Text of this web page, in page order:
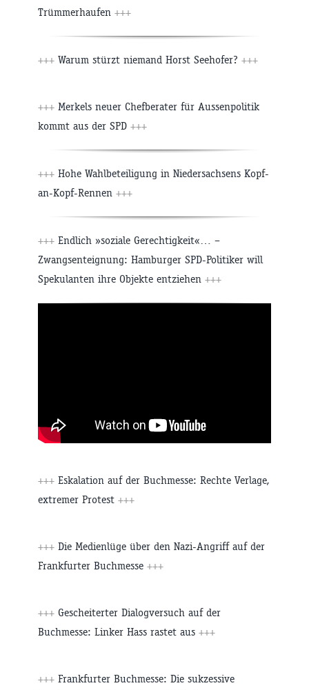
Trümmerhaufen +++
+++ Warum stürzt niemand Horst Seehofer? +++
+++ Merkels neuer Chefberater für Aussenpolitik
kommt aus der SPD +++
+++ Hohe Wahlbeteiligung in Niedersachsens Kopf-
an-Kopf-Rennen +++
+++ Endlich »soziale Gerechtigkeit«… –
Zwangsenteignung: Hamburger SPD-Politiker will
Spekulanten ihre Objekte entziehen +++
+++ Eskalation auf der Buchmesse: Rechte Verlage,
extremer Protest +++
+++ Die Medienlüge über den Nazi-Angriff auf der
Frankfurter Buchmesse +++
+++ Gescheiterter Dialogversuch auf der
Buchmesse: Linker Hass rastet aus +++
+++ Frankfurter Buchmesse: Die sukzessive